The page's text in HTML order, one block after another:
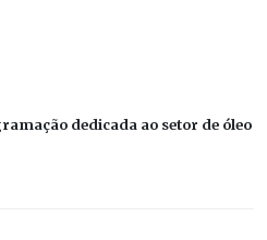
dedicada ao setor de óleo